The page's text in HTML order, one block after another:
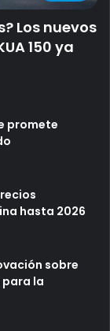
Los nuevos
150 ya
promete
hasta 2026
sobre
la